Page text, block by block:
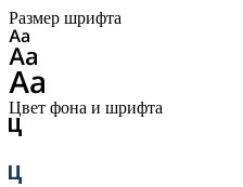
Размер шрифта
Цвет фона и шрифта